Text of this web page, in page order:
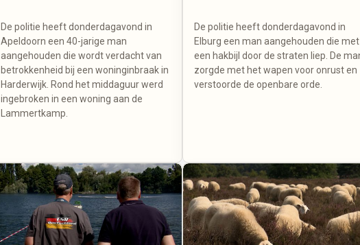
De politie heeft donderdagavond in
Apeldoorn een 40-jarige man
aangehouden die wordt verdacht van
betrokkenheid bij een woninginbraak in
Harderwijk. Rond het middaguur werd
ingebroken in een woning aan de
Lammertkamp.
De politie heeft donderdagavond in
Elburg een man aangehouden die met
een hakbijl door de straten liep. De
zorgde met het wapen voor onrust en
verstoorde de openbare orde.